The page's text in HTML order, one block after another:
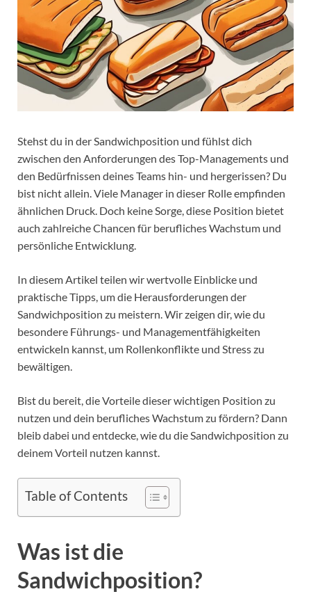
Stehst du in der Sandwichposition und fühlst dich
zwischen den Anforderungen des Top-Managements und
den Bedürfnissen deines Teams hin- und hergerissen? Du
bist nicht allein. Viele Manager in dieser Rolle empfinden
ähnlichen Druck. Doch keine Sorge, diese Position bietet
auch zahlreiche Chancen für berufliches Wachstum und
persönliche Entwicklung.
In diesem Artikel teilen wir wertvolle Einblicke und
praktische Tipps, um die Herausforderungen der
Sandwichposition zu meistern. Wir zeigen dir, wie du
besondere Führungs- und Managementfähigkeiten
entwickeln kannst, um Rollenkonflikte und Stress zu
bewältigen.
Bist du bereit, die Vorteile dieser wichtigen Position zu
nutzen und dein berufliches Wachstum zu fördern? Dann
bleib dabei und entdecke, wie du die Sandwichposition zu
deinem Vorteil nutzen kannst.
Table of Contents
Was ist die
Sandwichposition?